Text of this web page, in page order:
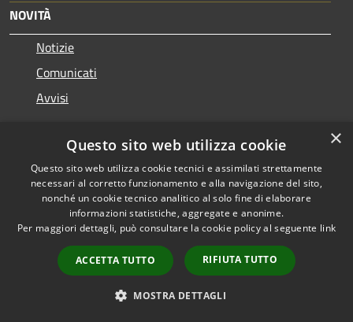
NOVITÀ
Notizie
Comunicati
Avvisi
VIVERE IL COMUNE
Luoghi
Eventi
CONTATTI
Comune di Cologne (BS)
P.zza Giuseppe Garibaldi n. 31 - 25033
×
Questo sito web utilizza cookie
Questo sito web utilizza cookie tecnici e assimilati strettamente
necessari al corretto funzionamento e alla navigazione del sito,
nonché un cookie tecnico analitico al solo fine di elaborare
informazioni statistiche, aggregate e anonime.
Per maggiori dettagli, può consultare la cookie policy al seguente link
ACCETTA TUTTO RIFIUTA TUTTO
MOSTRA DETTAGLI